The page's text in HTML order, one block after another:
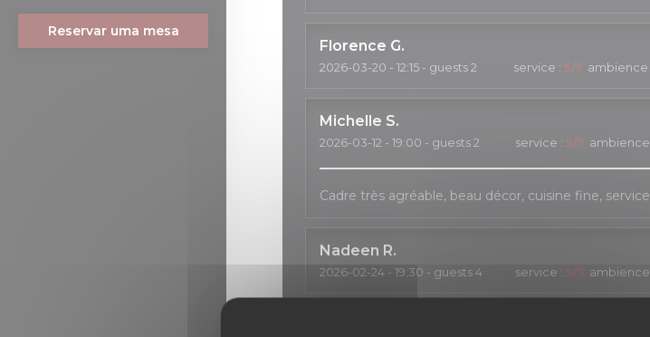
Reservar uma mesa
Florence G
2026-03-20 - 12:15 - guests 2 service : 5/5 ambience
Michelle S
2026-03-12 - 19:00 - guests 2 service : 5/5 ambience
Cadre très agréable, beau décor, cuisine fine,
Nadeen R
2026-02-24 - 19:30 - guests 4 service : 5/5 ambience